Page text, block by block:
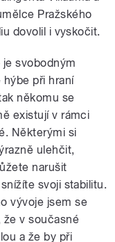
Pražského
dovolil i vyskočit.
je svobodným
hýbe při hraní
někomu se
existují v rámci
Některými si
ulehčit,
narušit
svoji stabilitu.
vývoje jsem se
že v současné
a že by při